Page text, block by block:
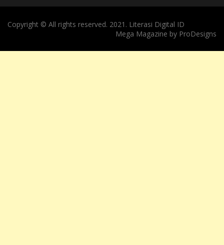
Copyright © All rights reserved. 2021. Literasi Digital ID
Mega Magazine by ProDesigns